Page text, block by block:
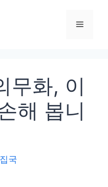
메
무화, 이
해 봅니
국